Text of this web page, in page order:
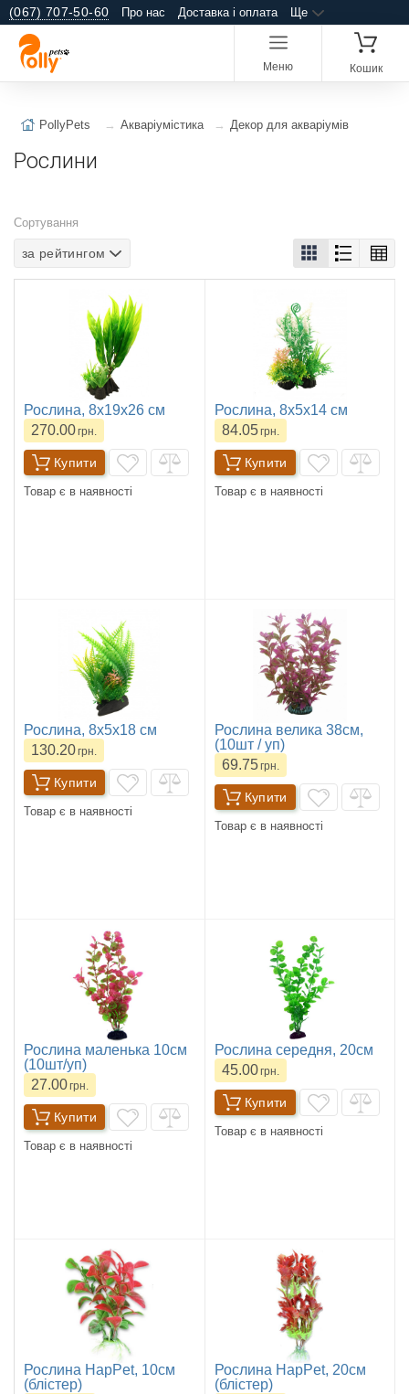
(067) 707-50-60 Про нас Доставка і оплата Ще
Меню Кошик
PollyPets Акваріумістика Декор для акваріумів
Рослини
Сортування
за рейтингом
Рослина, 8х19х26 см
270.00грн.
Купити
Товар є в наявності
Рослина, 8х5х14 см
84.05грн.
Купити
Товар є в наявності
Рослина, 8х5х18 см
130.20грн.
Купити
Товар є в наявності
Рослина велика 38см,
(10шт / уп)
69.75грн.
Купити
Товар є в наявності
Рослина маленька 10см
(10шт/уп)
27.00грн.
Купити
Товар є в наявності
Рослина середня, 20см
45.00грн.
Купити
Товар є в наявності
Рослина HapPet, 10см
(блістер)
Рослина HapPet, 20см
(блістер)